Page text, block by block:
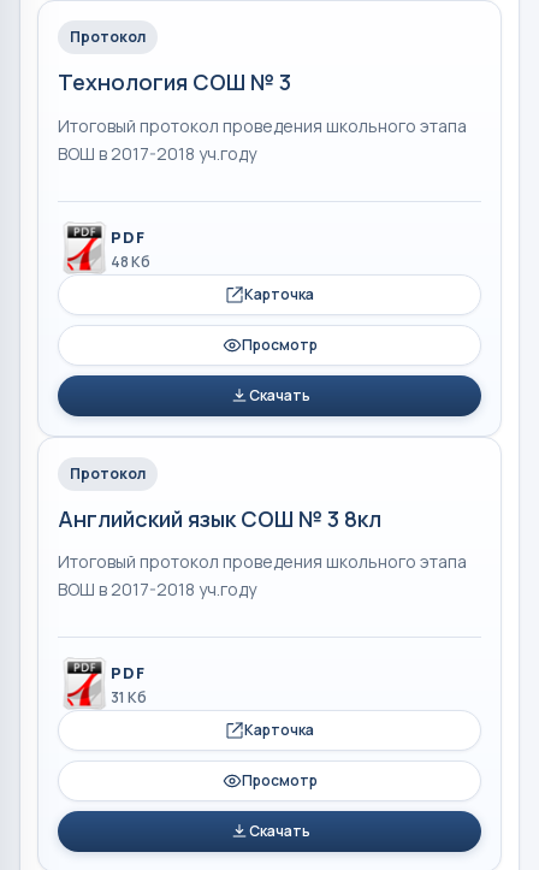
Протокол
Технология СОШ № 3
Итоговый протокол проведения школьного этапа
ВОШ в 2017-2018 уч.году
PDF
48 Кб
Карточка
Просмотр
Скачать
Протокол
Английский язык СОШ № 3 8кл
Итоговый протокол проведения школьного этапа
ВОШ в 2017-2018 уч.году
PDF
31 Кб
Карточка
Просмотр
Скачать